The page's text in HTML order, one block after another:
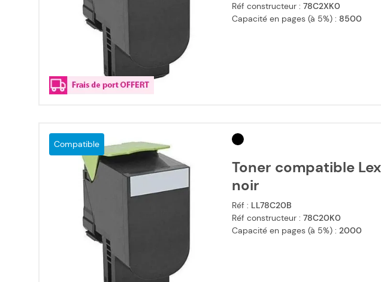
Réf constructeur : 78C2XK0
Capacité en pages (à 5%) : 8500
Compatible
Toner compatible
noir
Réf : LL78C20B
Réf constructeur : 78C20K0
Capacité en pages (à 5%) : 2000